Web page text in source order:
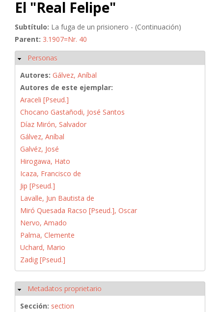
El "Real Felipe"
Subtítulo: La fuga de un prisionero - (Continuación)
Parent: 3.1907=Nr. 40
Ocultar
Personas
Autores: Gálvez, Aníbal
Autores de este ejemplar:
Araceli [Pseud.]
Chocano Gastañodi, José Santos
Díaz Mirón, Salvador
Gálvez, Aníbal
Galvéz, José
Hirogawa, Hato
Icaza, Francisco de
Jip [Pseud.]
Lavalle, Jun Bautista de
Miró Quesada Racso [Pseud.], Oscar
Nervo, Amado
Palma, Clemente
Uchard, Mario
Zadig [Pseud.]
Ocultar
Metadatos proprietario
Sección: section